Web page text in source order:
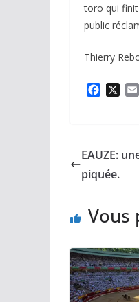
toro qui finit
public
Thierry
o
o
X
EAUZE:
piquée.
Vous